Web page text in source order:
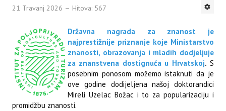
21 Travanj 2026 Hitova: 567
Državna nagrada za znanost je
najprestižnije priznanje koje Ministarstvo
znanosti, obrazovanja i mladih dodjeljuje
za znanstvena dostignuća u Hrvatskoj. S
posebnim ponosom možemo istaknuti da je
ove godine dodijeljena našoj doktorandici
Mireli Uzelac Božac i to za popularizaciju i
promidžbu znanosti.